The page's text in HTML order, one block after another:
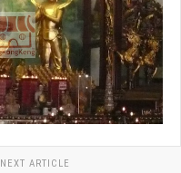
NEXT ARTICLE